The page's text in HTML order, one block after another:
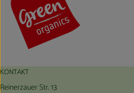
KONTAKT
Reinerzauer Str. 13